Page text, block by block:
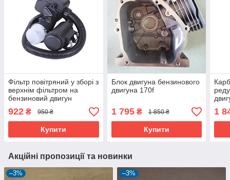
Фільтр повітряний у зборі з
верхнім фільтром на
бензиновий двигун
168f/170f
922 ₴ 950 ₴
Купити
Блок двигуна бензинового
двигуна 170f
1 795₴ 1 850 ₴
Купити
192f
1
Акційні пропозиції та новинки
–3% –3%